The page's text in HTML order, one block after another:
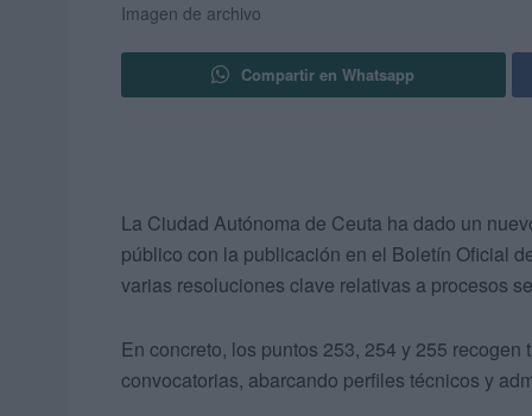
Imagen de archivo
Compartir en Whatsapp
La Ciudad Autónoma de Ceuta ha dado un
público con la publicación en el Boletín Oficial
varias resoluciones clave relativas a procesos
En concreto, los puntos 253, 254 y 255
convocatorias, abarcando perfiles técnicos y